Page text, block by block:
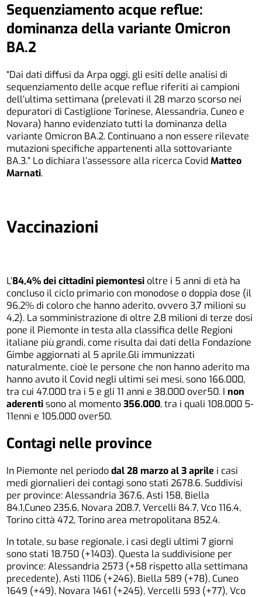
Sequenziamento acque reflue:
dominanza della variante Omicron
BA.2
“Dai dati diffusi da Arpa oggi, gli esiti delle analisi di
sequenziamento delle acque reflue riferiti ai campioni
dell’ultima settimana (prelevati il 28 marzo scorso nei
depuratori di Castiglione Torinese, Alessandria, Cuneo e
Novara) hanno evidenziato tutti la dominanza della
variante Omicron BA.2. Continuano a non essere rilevate
mutazioni specifiche appartenenti alla sottovariante
BA.3.” Lo dichiara l’assessore alla ricerca CovidMatteo
Marnati.
Vaccinazioni
L’84,4% dei cittadini piemontesi oltre i 5 anni di età ha
concluso il ciclo primario con monodose o doppia dose (il
96,2% di coloro che hanno aderito, ovvero 3,7 milioni su
4,2). La somministrazione di oltre 2,8 milioni di terze dosi
pone il Piemonte in testa alla classifica delle Regioni
italiane più grandi, come risulta dai dati della Fondazione
Gimbe aggiornati al 5 aprile.Gli immunizzati
naturalmente, cioè le persone che non hanno aderito ma
hanno avuto il Covid negli ultimi sei mesi, sono 166.000,
tra cui 47.000 tra i 5 e gli 11 anni e 38.000 over50. Inon
aderentisono al momento356.000, tra i quali 108.000 5-
11enni e 105.000 over50.
Contagi nelle province
In Piemonte nel periododal 28 marzo al 3 aprile i casi
medi giornalieri dei contagi sono stati 2678.6. Suddivisi
per province: Alessandria 367.6, Asti 158, Biella
84.1,Cuneo 235.6, Novara 208.7, Vercelli 84.7, Vco 116.4,
Torino città 472, Torino area metropolitana 852.4.
In totale, su base regionale, i casi degli ultimi 7 giorni
sono stati 18.750 (+1403). Questa la suddivisione per
province: Alessandria 2573 (+58 rispetto alla settimana
precedente), Asti 1106 (+246), Biella 589 (+78), Cuneo
1649 (+49), Novara 1461 (+245), Vercelli 593 (+77), Vco